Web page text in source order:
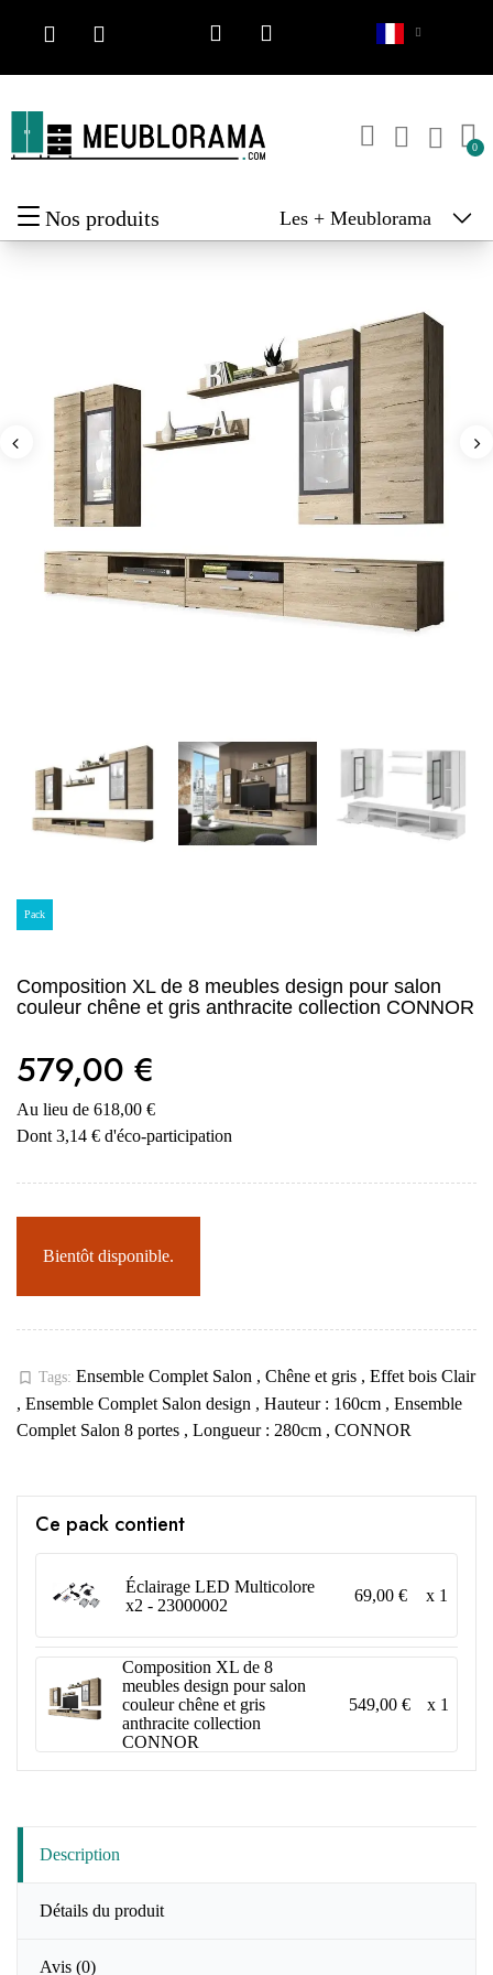
Nos produits Les + Meublorama
Pack
Composition XL de 8 meubles design pour salon
couleur chêne et gris anthracite collection CONNOR
579,00 €
Au lieu de 618,00 €
Dont 3,14 € d'éco-participation
Bientôt disponible.
bookmark_border Tags: Ensemble Complet Salon , Chêne et gris , Effet bois Clair
, Ensemble Complet Salon design , Hauteur : 160cm , Ensemble
Complet Salon 8 portes , Longueur : 280cm , CONNOR
Ce pack contient
Éclairage LED Multicolore
x2 - 23000002
69,00 € x 1
Composition XL de 8
meubles design pour salon
couleur chêne et gris
anthracite collection
CONNOR
549,00 € x 1
Description
Détails du produit
Avis (0)